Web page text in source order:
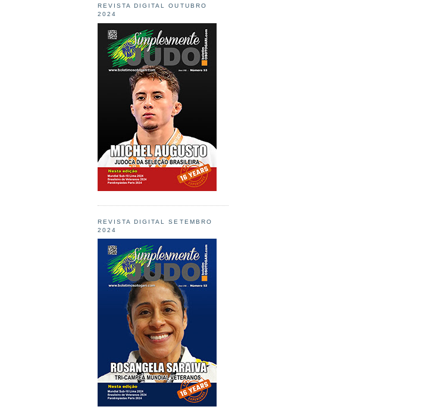
REVISTA DIGITAL OUTUBRO
2024
REVISTA DIGITAL SETEMBRO
2024